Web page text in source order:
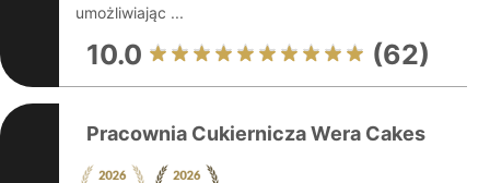
umożliwiając ...
10.0 (62)
Pracownia Cukiernicza Wera Cakes